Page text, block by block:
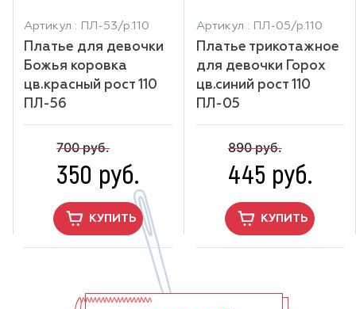
Артикул : ПЛ-53/р.110
Платье для девочки
Божья коровка
цв.красный рост 110
ПЛ-56
700 руб.
350 руб.
КУПИТЬ
Артикул : ПЛ-05/р.110
Платье трикотажное
для девочки Горох
цв.синий рост 110
ПЛ-05
890 руб.
445 руб.
КУПИТЬ